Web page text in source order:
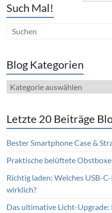
Such Mal!
Blog Kategorien
Blog
Kategorien
Letzte 20 Beiträge
Bester Smartphone Case &
Praktische belüftete
Richtig laden: Welches USB-
wirklich?
Das ultimative Licht-